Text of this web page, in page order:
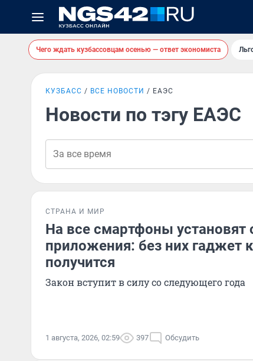
Чего ждать кузбассовцам осенью — ответ экономиста
КУЗБАСС ВСЕ НОВОСТИ ЕАЭС
Новости по тэгу ЕАЭС
СТРАНА И МИР
На все смартфоны установят
приложения: без них гаджет
получится
Закон вступит в силу со следующего года
1 августа, 2026, 02:59 397 Обсудить